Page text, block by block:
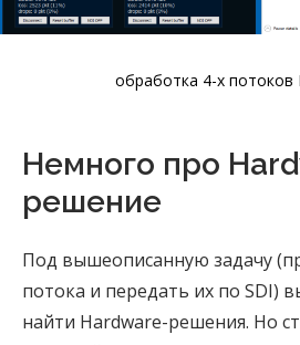
обработка 4-х потоков
Немного про
решение
Под вышеописанную задачу
потока и передать их по SDI)
найти Hardware-решения. Но